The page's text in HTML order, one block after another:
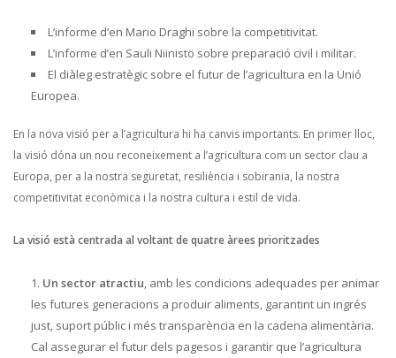
L’informe d’en Mario Draghi sobre la competitivitat.
L’informe d’en Sauli Niinistö sobre preparació civil i militar.
El diàleg estratègic sobre el futur de l’agricultura en la Unió
Europea.
En la nova visió per a l’agricultura hi ha canvis importants. En primer lloc,
la visió dóna un nou reconeixement a l’agricultura com un sector clau a
Europa, per a la nostra seguretat, resiliència i sobirania, la nostra
competitivitat econòmica i la nostra cultura i estil de vida.
La visió està centrada al voltant de quatre àrees prioritzades
Un sector atractiu, amb les condicions adequades per animar
les futures generacions a produir aliments, garantint un ingrés
just, suport públic i més transparència en la cadena alimentària.
Cal assegurar el futur dels pagesos i garantir que l’agricultura